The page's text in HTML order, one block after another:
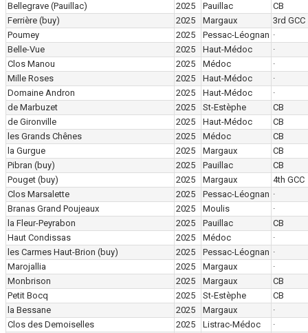
Bellegrave (Pauillac)
2025 Pauillac
CB
Ferrière (buy) 2025 Margaux
3rd GCC
Poumey
2025 Pessac-Léognan ·
Belle-Vue
2025 Haut-Médoc
·
Clos Manou
2025 Médoc
·
Mille Roses
2025 Haut-Médoc
·
Domaine Andron
2025 Haut-Médoc
·
de Marbuzet
2025 St-Estèphe
CB
de Gironville
2025 Haut-Médoc
CB
les Grands Chênes
2025 Médoc
CB
la Gurgue
2025 Margaux
CB
Pibran (buy) 2025 Pauillac
CB
Pouget (buy) 2025 Margaux
4th GCC
Clos Marsalette
2025 Pessac-Léognan ·
Branas Grand Poujeaux
2025 Moulis
·
la Fleur-Peyrabon
2025 Pauillac
CB
Haut Condissas
2025 Médoc
·
les Carmes Haut-Brion (buy) 2025 Pessac-Léognan ·
Marojallia
2025 Margaux
·
Monbrison
2025 Margaux
CB
Petit Bocq
2025 St-Estèphe
CB
la Bessane
2025 Margaux
·
Clos des Demoiselles
2025 Listrac-Médoc
·